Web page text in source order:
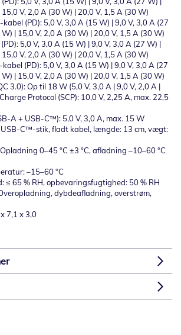
V, 2,0 A (30 W) | 20,0 V, 1,5 A (30 W)
(PD): 5,0 V, 3,0 A (15 W) | 9,0 V, 3,0 A (27
| 15,0 V, 2,0 A (30 W) | 20,0 V, 1,5 A (30 W)
5,0 V, 3,0 A (15 W) | 9,0 V, 3,0 A (27 W) |
V, 2,0 A (30 W) | 20,0 V, 1,5 A (30 W)
(PD): 5,0 V, 3,0 A (15 W) | 9,0 V, 3,0 A (27
| 15,0 V, 2,0 A (30 W) | 20,0 V, 1,5 A (30 W)
3.0): Op til 18 W (5,0 V, 3,0 A | 9,0 V, 2,0 A |
Protocol (SCP): 10,0 V, 2,25 A, max. 22,5
A + USB-C™): 5,0 V, 3,0 A, max. 15 W
C™-stik, fladt kabel, længde: 13 cm, vægt:
0–45 °C ±3 °C, afladning –10–60 °C
–15–60 °C
≤ 65 % RH, opbevaringsfugtighed: 50 % RH
dybdeafladning, overstrøm,
7,1 x 3,0